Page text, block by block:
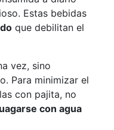
Estas bebidas
que debilitan el
vez, sino
Para minimizar el
con pajita, no
con agua